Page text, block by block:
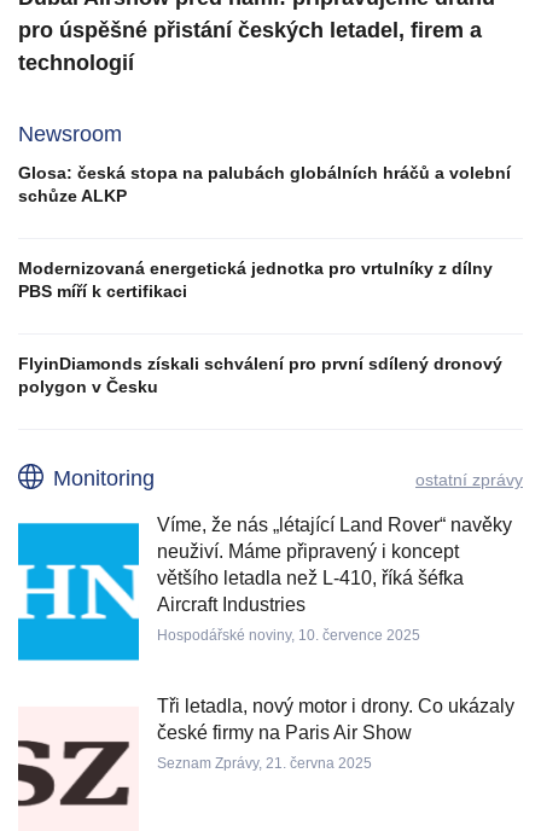
pro úspěšné přistání českých letadel, firem a
technologií
Newsroom
Glosa: česká stopa na palubách globálních hráčů a volební
schůze ALKP
Modernizovaná energetická jednotka pro vrtulníky z dílny
PBS míří k certifikaci
FlyinDiamonds získali schválení pro první sdílený dronový
polygon v Česku
Monitoring ostatní zprávy
Víme, že nás „létající Land Rover“ navěky
neuživí. Máme připravený i koncept
většího letadla než L-410, říká šéfka
Aircraft Industries
Hospodářské noviny, 10. července 2025
Tři letadla, nový motor i drony. Co ukázaly
české firmy na Paris Air Show
Seznam Zprávy, 21. června 2025